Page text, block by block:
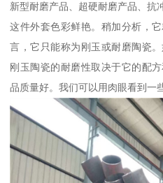
新型耐磨产品、超硬耐磨产品、抗
这件外套色彩鲜艳。稍加分析，
言，它只能称为刚玉或耐磨陶瓷
刚玉陶瓷的耐磨性取决于它的配
品质量好。我们可以用肉眼看到一